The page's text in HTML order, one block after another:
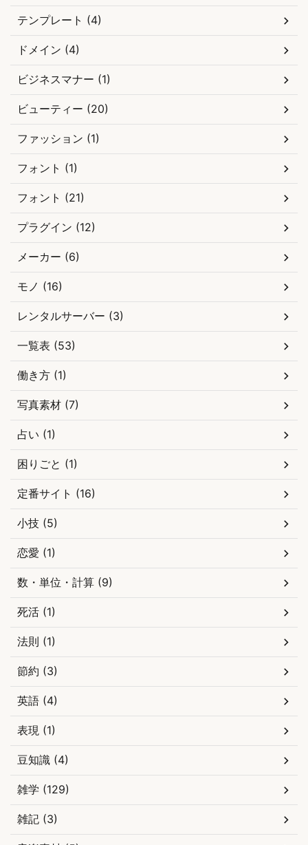
テンプレート (4)
ドメイン (4)
ビジネスマナー (1)
ビューティー (20)
ファッション (1)
フォント (1)
フォント (21)
プラグイン (12)
メーカー (6)
モノ (16)
レンタルサーバー (3)
一覧表 (53)
働き方 (1)
写真素材 (7)
占い (1)
困りごと (1)
定番サイト (16)
小技 (5)
恋愛 (1)
数・単位・計算 (9)
死活 (1)
法則 (1)
節約 (3)
英語 (4)
表現 (1)
豆知識 (4)
雑学 (129)
雑記 (3)